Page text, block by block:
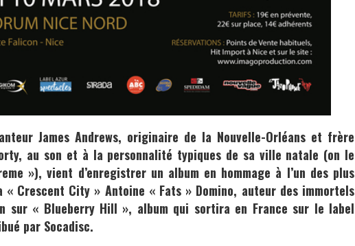
James Andrews, originaire de la Nouvelle-Orléans et frère
, au son et à la personnalité typiques de sa ville natale (on le
»), vient d’enregistrer un album en hommage à l’un des plus
« Crescent City » Antoine « Fats » Domino, auteur des immortels
sur « Blueberry Hill », album qui sortira en France sur le label
par Socadisc.